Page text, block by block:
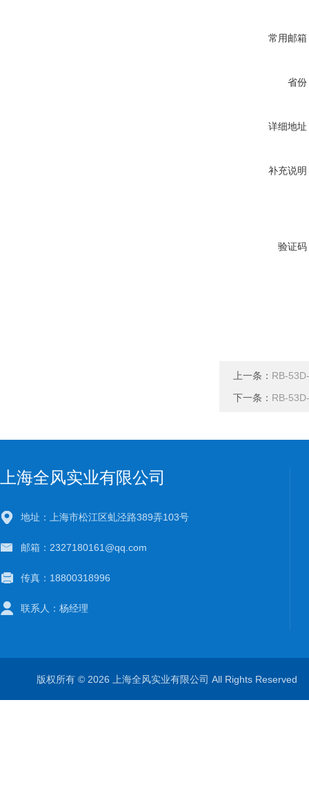
常用邮箱
省份
详细地址
补充说明
验证码
上一条： RB-
下一条： RB-
上海全风实业有限公司
地址：上海市松江区虬泾路389弄103号
邮箱：2327180161@qq.com
传真：18800318996
联系人：杨经理
版权所有 © 2026 上海全风实业有限公司 All Rights